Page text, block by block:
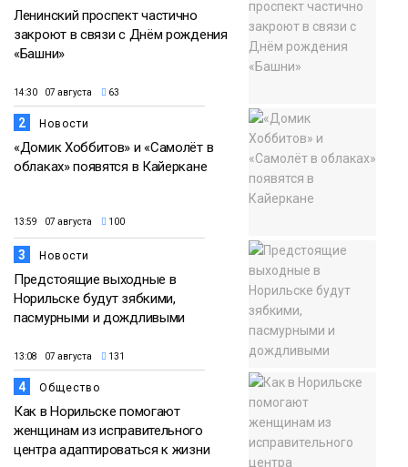
Ленинский проспект частично
закроют в связи с Днём рождения
«Башни»
14:30 07 августа 63
2 Новости
«Домик Хоббитов» и «Самолёт в
облаках» появятся в Кайеркане
13:59 07 августа 100
3 Новости
Предстоящие выходные в
Норильске будут зябкими,
пасмурными и дождливыми
13:08 07 августа 131
4 Общество
Как в Норильске помогают
женщинам из исправительного
центра адаптироваться к жизни